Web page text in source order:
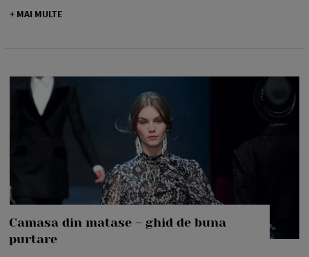
+ MAI MULTE
Camasa din matase – ghid de buna
purtare